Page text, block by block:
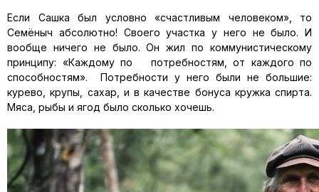
Если Сашка был условно «счастливым человеком», то
Семёныч абсолютно! Своего участка у него не было. И
вообще ничего не было. Он жил по коммунистическому
принципу: «Каждому по потребностям, от каждого по
способностям». Потребности у него были не большие:
курево, крупы, сахар, и в качестве бонуса кружка спирта.
Мяса, рыбы и ягод было сколько хочешь.